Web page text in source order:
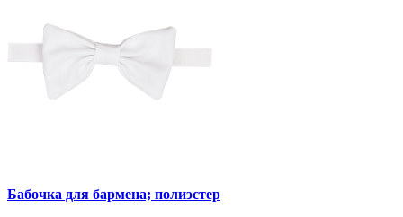
Бабочка для бармена; полиэстер